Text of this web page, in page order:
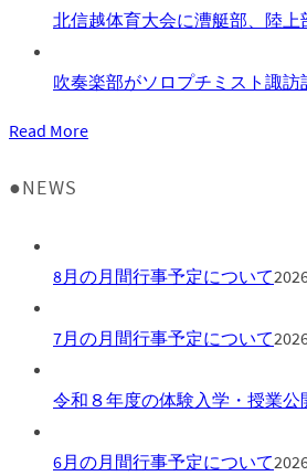
北信越体育大会に漕艇部、陸上
吹奏楽部がソロプチミスト諏
Read More
●NEWS
8月の月間行事予定について
7月の月間行事予定について
令和８年度の体験入学・授業公
6月の月間行事予定について